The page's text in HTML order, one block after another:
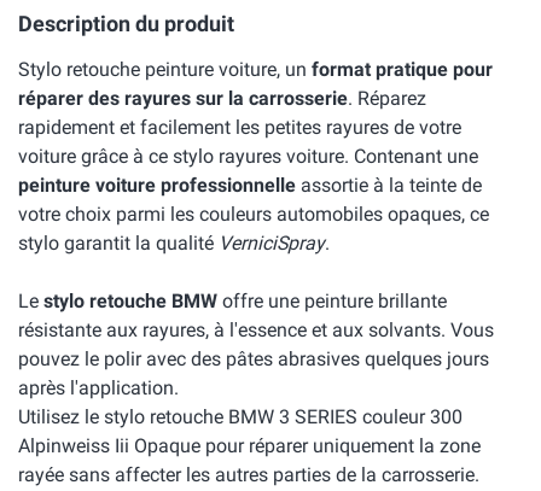
Description du produit
Stylo retouche peinture voiture, un format pratique pour
réparer des rayures sur la carrosserie. Réparez
rapidement et facilement les petites rayures de votre
voiture grâce à ce stylo rayures voiture. Contenant une
peinture voiture professionnelle assortie à la teinte de
votre choix parmi les couleurs automobiles opaques, ce
stylo garantit la qualité VerniciSpray.
Le stylo retouche BMW offre une peinture brillante
résistante aux rayures, à l'essence et aux solvants. Vous
pouvez le polir avec des pâtes abrasives quelques jours
après l'application.
Utilisez le stylo retouche BMW 3 SERIES couleur 300
Alpinweiss Iii Opaque pour réparer uniquement la zone
rayée sans affecter les autres parties de la carrosserie.